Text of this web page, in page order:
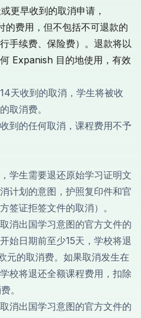
更早收到的取消申请，
的费用，但不包括不可退款的
手续费、保险费）。退款将以
Expanish 目的地使用，有效
天收到的取消，学生将被收
取消费。
到的任何取消，课程费用不予
学生需要退还原始学习证明文
计划的意图，护照复印件和官
签证拒签文件的取消）。
消出国学习意图的官方文件的
始日期前至少15天，学校将退
元的取消费。如果取消发生在
校将退还全额课程费用，扣除
。
消出国学习意图的官方文件的